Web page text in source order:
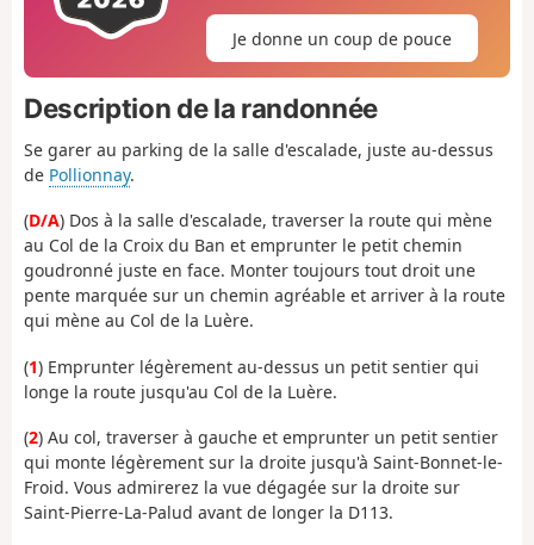
Je donne un coup de pouce
Description de la randonnée
Se garer au parking de la salle d'escalade, juste au-dessus
de Pollionnay.
(D/A) Dos à la salle d'escalade, traverser la route qui mène
au Col de la Croix du Ban et emprunter le petit chemin
goudronné juste en face. Monter toujours tout droit une
pente marquée sur un chemin agréable et arriver à la route
qui mène au Col de la Luère.
(1) Emprunter légèrement au-dessus un petit sentier qui
longe la route jusqu'au Col de la Luère.
(2) Au col, traverser à gauche et emprunter un petit sentier
qui monte légèrement sur la droite jusqu'à Saint-Bonnet-le-
Froid. Vous admirerez la vue dégagée sur la droite sur
Saint-Pierre-La-Palud avant de longer la D113.